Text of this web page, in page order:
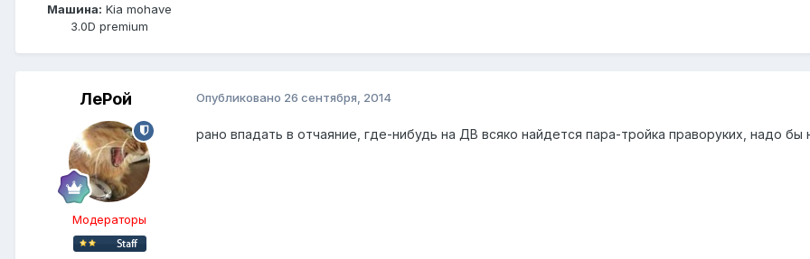
Машина: Kia mohave
3.0D premium
ЛеРой
Модераторы
Опубликовано 26 сентября, 2014
рано впадать в отчаяние, где-нибудь на ДВ всяко найдется пара-тройка праворуких, надо